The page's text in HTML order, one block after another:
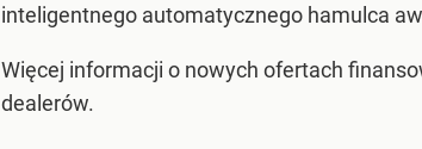
inteligentnego automatycznego hamulca
Więcej informacji o nowych ofertach
dealerów.